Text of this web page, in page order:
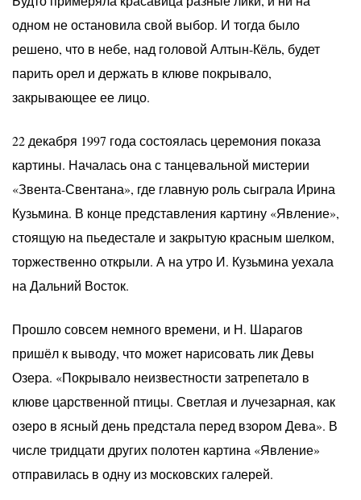
одном не остановила свой выбор. И тогда было
решено, что в небе, над головой Алтын-Кёль, будет
парить орел и держать в клюве покрывало,
закрывающее ее лицо.
22 декабря 1997 года состоялась церемония показа
картины. Началась она с танцевальной мистерии
«Звента-Свентана», где главную роль сыграла Ирина
Кузьмина. В конце представления картину «Явление»,
стоящую на пьедестале и закрытую красным шелком,
торжественно открыли. А на утро И. Кузьмина уехала
на Дальний Восток.
Прошло совсем немного времени, и Н. Шарагов
пришёл к выводу, что может нарисовать лик Девы
Озера. «Покрывало неизвестности затрепетало в
клюве царственной птицы. Светлая и лучезарная, как
озеро в ясный день предстала перед взором Дева». В
числе тридцати других полотен картина «Явление»
отправилась в одну из московских галерей.